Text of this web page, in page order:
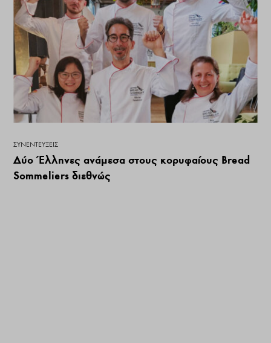
ΣΥΝΕΝΤΕΎΞΕΙΣ
Δύο Έλληνες ανάμεσα στους κορυφαίους Bread
Sommeliers διεθνώς